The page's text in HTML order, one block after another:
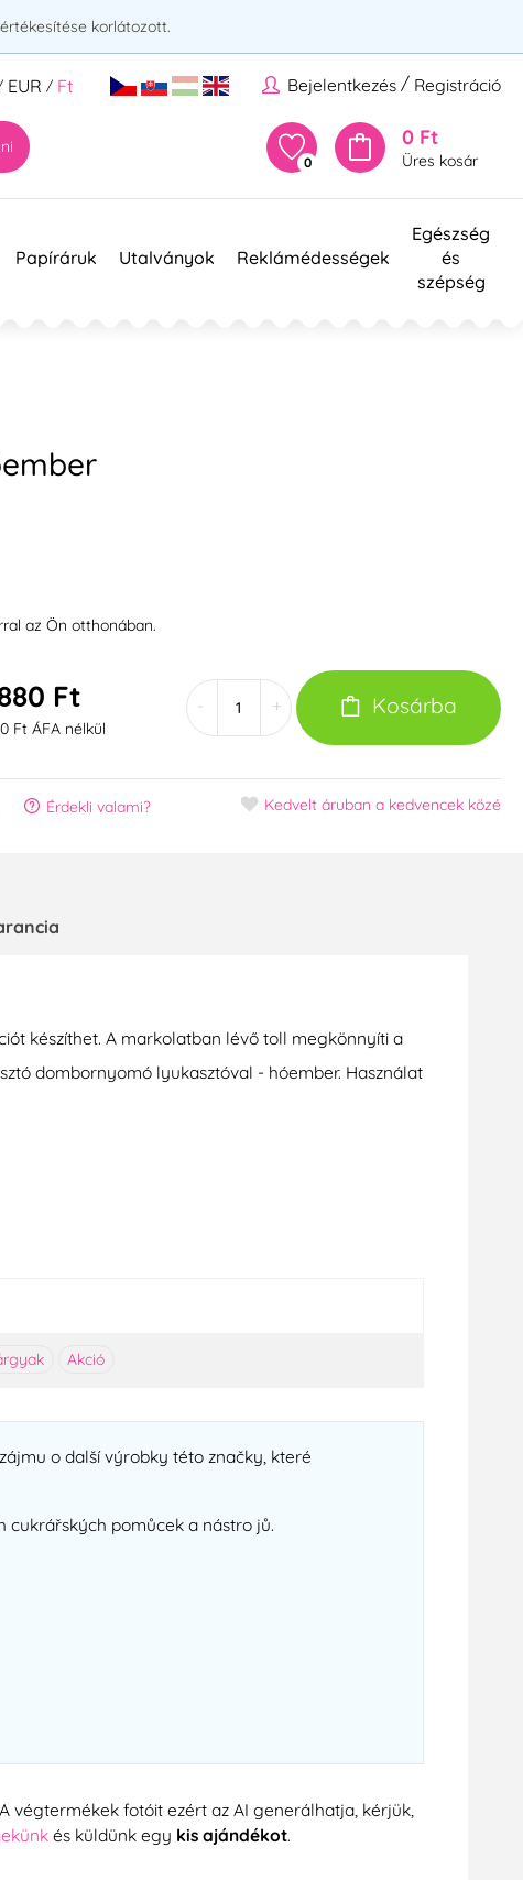
korlátozott.
Bejelentkezés / Registráció
EUR / Ft
0
0 Ft
Üres kosár
Papíráruk Utalványok Reklámédességek
Egészség
és
szépség
az Ön otthonában.
Ft
Ft ÁFA nélkül
+ Kosárba
Érdekli valami? Kedvelt áruban a kedvencek közé
készíthet. A markolatban lévő toll megkönnyíti a
dombornyomó lyukasztóval - hóember. Használat
Akció
o další výrobky této značky, které
cukrářských pomůcek a nástro jů.
végtermékek fotóit ezért az AI generálhatja, kérjük,
és küldünk egy kis ajándékot.